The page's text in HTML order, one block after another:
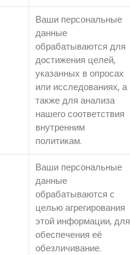
Ваши персональные
данные
обрабатываются для
достижения целей,
указанных в опросах
или исследованиях, а
также для анализа
нашего соответствия
внутренним
политикам.
Ваши персональные
данные
обрабатываются с
целью агрегирования
этой информации, для
обеспечения её
обезличивание.